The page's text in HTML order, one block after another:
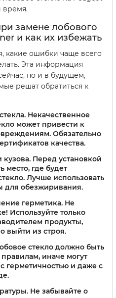
время.
замене лобового
и как их избежать
какие ошибки чаще всего
Эта информация
но и в будущем,
решат обратиться к
Некачественное
может привести к
Обязательно
качества.
кузова. Перед установкой
место, где будет
Лучше использовать
для обезжиривания.
герметика. Не
Используйте только
продукты,
выйти из строя.
стекло должно быть
иначе могут
герметичностью и даже с
Не забывайте о